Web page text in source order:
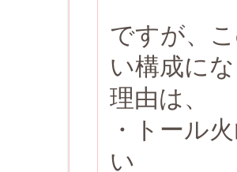
ですが、
い構成に
理由は、
・トール
い